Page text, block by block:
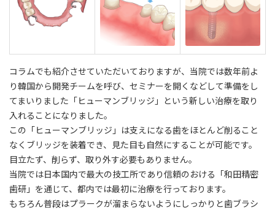
コラムでも紹介させていただいておりますが、当院では数年前よ
り韓国から開発チームを呼び、セミナーを開くなどして準備をし
てまいりました「ヒューマンブリッジ」という新しい治療を取り
入れることになりました。
この「ヒューマンブリッジ」は支えになる歯をほとんど削ること
なくブリッジを装着でき、見た目も自然にすることが可能です。
目立たず、削らず、取り外す必要もありません。
当院では日本国内で最大の技工所であり信頼のおける「和田精密
歯研 」を通じて、都内では最初に治療を行っております。
もちろん普段はプラークが溜まらないようにしっかりと歯ブラシ